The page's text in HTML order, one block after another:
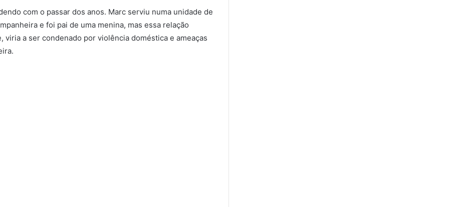
com o passar dos anos. Marc serviu numa unidade de
e foi pai de uma menina, mas essa relação
a ser condenado por violência doméstica e ameaças